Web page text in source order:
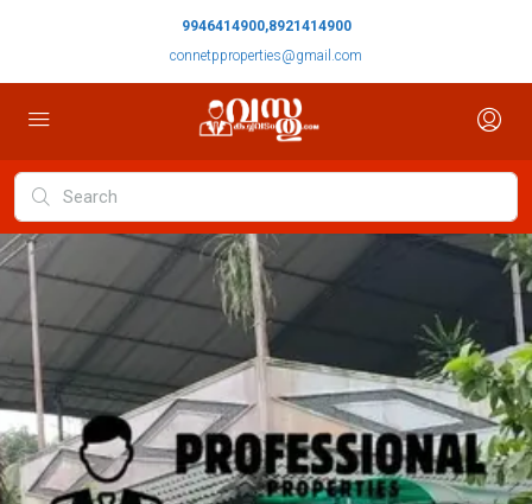
9946414900,8921414900
connetpproperties@gmail.com